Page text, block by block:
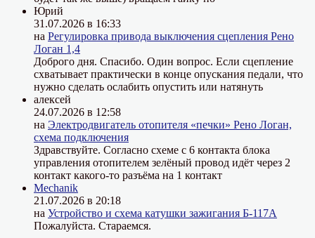
Юрий
31.07.2026 в 16:33
на Регулировка привода выключения сцепления Рено
Логан 1,4
Доброго дня. Спасибо. Один вопрос. Если сцепление
схватывает практически в конце опускания педали, что
нужно сделать ослабить опустить или натянуть
алексей
24.07.2026 в 12:58
на Электродвигатель отопителя «печки» Рено Логан,
схема подключения
Здравствуйте. Согласно схеме с 6 контакта блока
управления отопителем зелёный провод идёт через 2
контакт какого-то разъёма на 1 контакт
Mechanik
21.07.2026 в 20:18
на Устройство и схема катушки зажигания Б-117А
Пожалуйста. Стараемся.